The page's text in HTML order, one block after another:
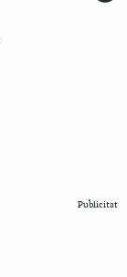
Publicitat